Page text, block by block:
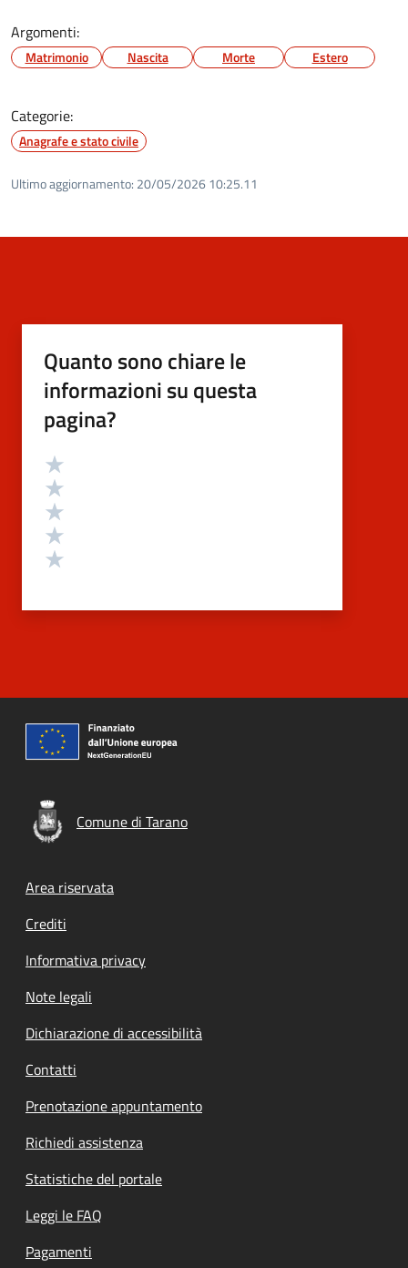
Argomenti:
Matrimonio Nascita Morte Estero
Categorie:
Anagrafe e stato civile
Ultimo aggiornamento: 20/05/2026 10:25.11
Quanto sono chiare le
informazioni su questa
pagina?
Valutazione
Comune di Tarano
Footer menu
Area riservata
Crediti
Informativa privacy
Note legali
Dichiarazione di accessibilità
Contatti
Prenotazione appuntamento
Richiedi assistenza
Statistiche del portale
Leggi le FAQ
Pagamenti